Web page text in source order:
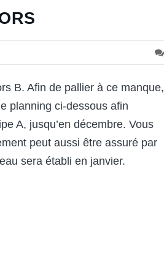
B. Afin de pallier à ce manque,
planning ci-dessous afin
A, jusqu’en décembre. Vous
peut aussi être assuré par
sera établi en janvier.